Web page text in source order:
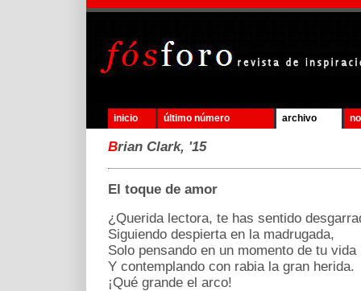
inicio último número archivo
Brian Clark, '15
El toque de amor
¿Querida lectora, te has sentido
Siguiendo despierta en la madrugada,
Solo pensando en un momento de tu vida
Y contemplando con rabia la gran herida.
¡Qué grande el arco!